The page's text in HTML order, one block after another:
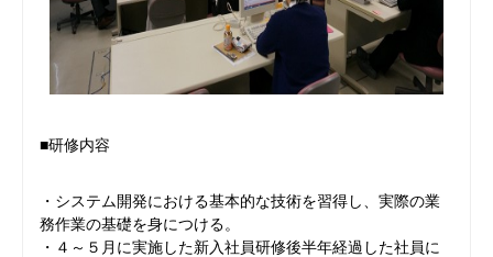
■研修内容
・システム開発における基本的な技術を習得し、実際の業
務作業の基礎を身につける。
・４～５月に実施した新入社員研修後半年経過した社員に